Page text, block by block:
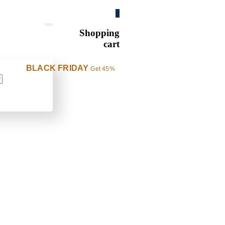
0
Shopping
cart
BLACK FRIDAY Get 45%